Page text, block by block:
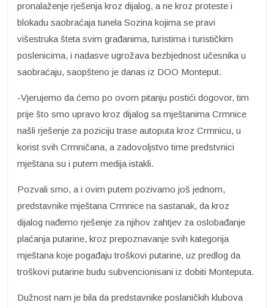
pronalaženje rješenja kroz dijalog, a ne kroz proteste i
blokadu saobraćaja tunela Sozina kojima se pravi
višestruka šteta svim građanima, turistima i turističkim
poslenicima, i nadasve ugrožava bezbjednost učesnika u
saobraćaju, saopšteno je danas iz DOO Monteput.
-Vjerujemo da ćemo po ovom pitanju postići dogovor, tim
prije što smo upravo kroz dijalog sa mještanima Crmnice
našli rješenje za poziciju trase autoputa kroz Crmnicu, u
korist svih Crmničana, a zadovoljstvo time predstvnici
mještana su i putem medija istakli.
Pozvali smo, a i ovim putem pozivamo još jednom,
predstavnike mještana Crmnice na sastanak, da kroz
dijalog nađemo rješenje za njihov zahtjev za oslobađanje
plaćanja putarine, kroz prepoznavanje svih kategorija
mještana koje pogađaju troškovi putarine, uz predlog da
troškovi putarine budu subvencionisani iz dobiti Monteputa.
Dužnost nam je bila da predstavnike poslaničkih klubova